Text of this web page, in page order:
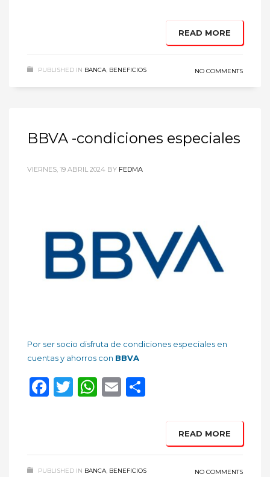
READ MORE
PUBLISHED IN BANCA, BENEFICIOS NO COMMENTS
BBVA -condiciones especiales
VIERNES, 19 ABRIL 2024 BY FEDMA
Por ser socio disfruta de condiciones especiales en
cuentas y ahorros con BBVA
Facebook
Twitter
WhatsApp
Email
READ MORE
PUBLISHED IN BANCA, BENEFICIOS NO COMMENTS